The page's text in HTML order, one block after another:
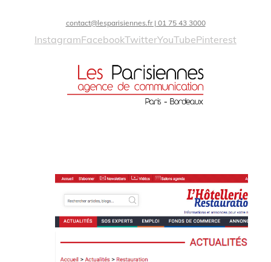
contact@lesparisiennes.fr | 01 75 43 3000
InstagramFacebookTwitterYouTubePinterest